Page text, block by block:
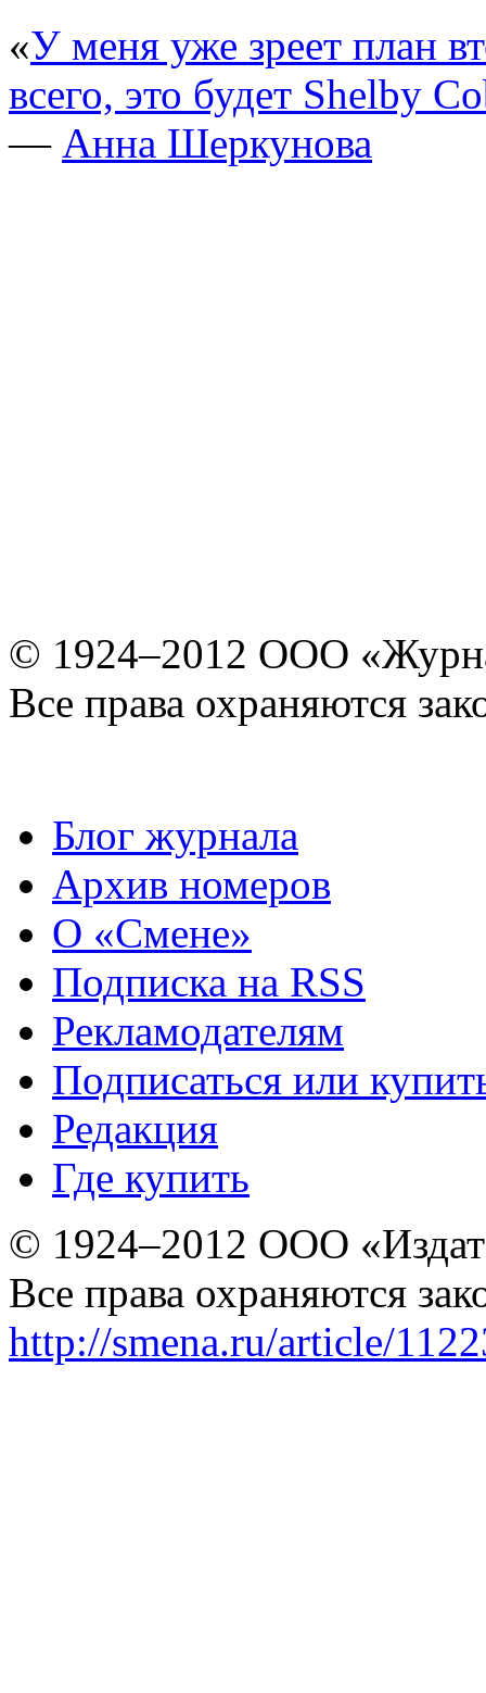
«У меня уже зреет план
всего, это будет Shelby
— Анна Шеркунова
© 1924–2012 ООО
Все права охраняются
Блог журнала
Архив номеров
О «Смене»
Подписка на RSS
Рекламодателям
Подписаться или
Редакция
Где купить
© 1924–2012 ООО
Все права охраняются
http://smena.ru/article/